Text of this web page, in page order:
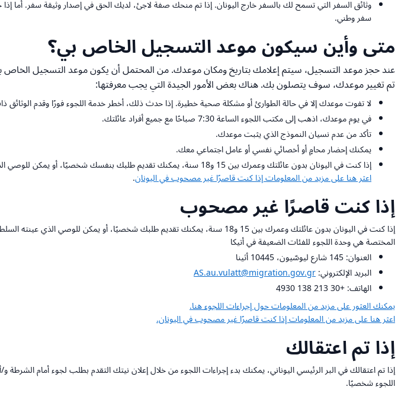
وثائق السفر التي تسمح لك بالسفر خارج اليونان. إذا تم منحك صفة لاجئ، لديك الحق في إصدار وثيقة سفر. أما
سفر وطني.
متى وأين سيكون موعد التسجيل الخاص بي؟
عند حجز موعد التسجيل، سيتم إعلامك بتاريخ ومكان موعدك. من المحتمل أن يكون موعد التسجيل الخاص بك
تم تغيير موعدك، سوف يتصلون بك. هناك بعض الأمور الجيدة التي يجب معرفتها:
لا تفوت موعدك إلا في حالة الطوارئ أو مشكلة صحية خطيرة. إذا حدث ذلك، أخطر خدمة اللجوء فورًا وقدم
في يوم موعدك، اذهب إلى مكتب اللجوء الساعة 7:30 صباحًا مع جميع أفراد عائلتك.
تأكد من عدم نسيان النموذج الذي يثبت موعدك.
يمكنك إحضار محامٍ أو أخصائي نفسي أو عامل اجتماعي معك.
إذا كنت في اليونان بدون عائلتك وعمرك بين 15 و18 سنة، يمكنك تقديم طلبك بنفسك شخصيًا، أو يمكن للوصي الذي عينته السلطات اليونانية تقديمه نيابة عنك. إذا كنت أقل من 15 سنة، يجب على الوصي تقديم طلبك.
اعثر هنا على مزيد من المعلومات إذا كنت قاصرًا غير مصحوب في اليونان.
إذا كنت قاصرًا غير مصحوب
المختصة هي وحدة اللجوء للفئات الضعيفة في أتيكا
العنوان: 145 شارع ليوسّيون، 10445 أثينا
البريد الإلكتروني:AS.au.vulatt@migration.gov.gr
الهاتف: +30 213 138 4930
يمكنك العثور على مزيد من المعلومات حول إجراءات اللجوء هنا.
اعثر هنا على مزيد من المعلومات إذا كنت قاصرًا غير مصحوب في اليونان.
إذا تم اعتقالك
إذا تم اعتقالك في البر الرئيسي اليوناني، يمكنك بدء إجراءات اللجوء من خلال إعلان نيتك التقدم بطلب لجوء أمام
اللجوء شخصيًا.